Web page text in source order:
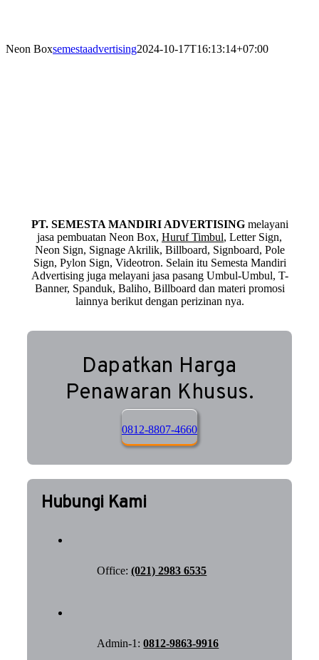
Neon Boxsemestaadvertising2024-10-17T16:13:14+07:00
PT. SEMESTA MANDIRI ADVERTISINGmelayani
jasa pembuatan Neon Box, Huruf Timbul, Letter Sign,
Neon Sign, Signage Akrilik, Billboard, Signboard, Pole
Sign, Pylon Sign, Videotron. Selain itu Semesta Mandiri
Advertising juga melayani jasa pasang Umbul-Umbul, T-
Banner, Spanduk, Baliho, Billboard dan materi promosi
lainnya berikut dengan perizinan nya.
Dapatkan Harga
Penawaran Khusus.
0812-8807-4660
Hubungi Kami
Office:(021) 2983 6535
Admin-1:0812-9863-9916